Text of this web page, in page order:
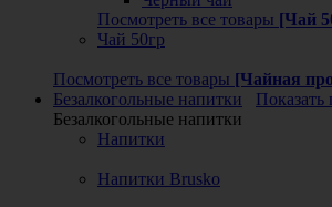
Посмотреть все товары [Чай
Чай 50гр
Посмотреть все товары [Чайная
Безалкогольные напитки
Показать
Безалкогольные напитки
Напитки
Напитки Brusko